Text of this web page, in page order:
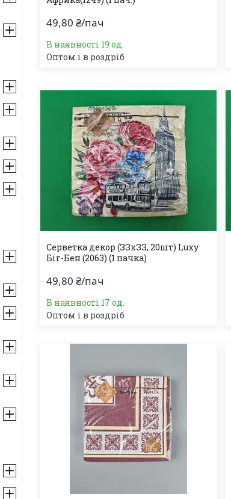
49,80 ₴/пач
В наявності 19 од.
Оптом і в роздріб
Серветка декор (ЗЗхЗЗ, 20шт) Luxy
Біг-Бен (2063) (1 пачка)
49,80 ₴/пач
В наявності 17 од.
Оптом і в роздріб